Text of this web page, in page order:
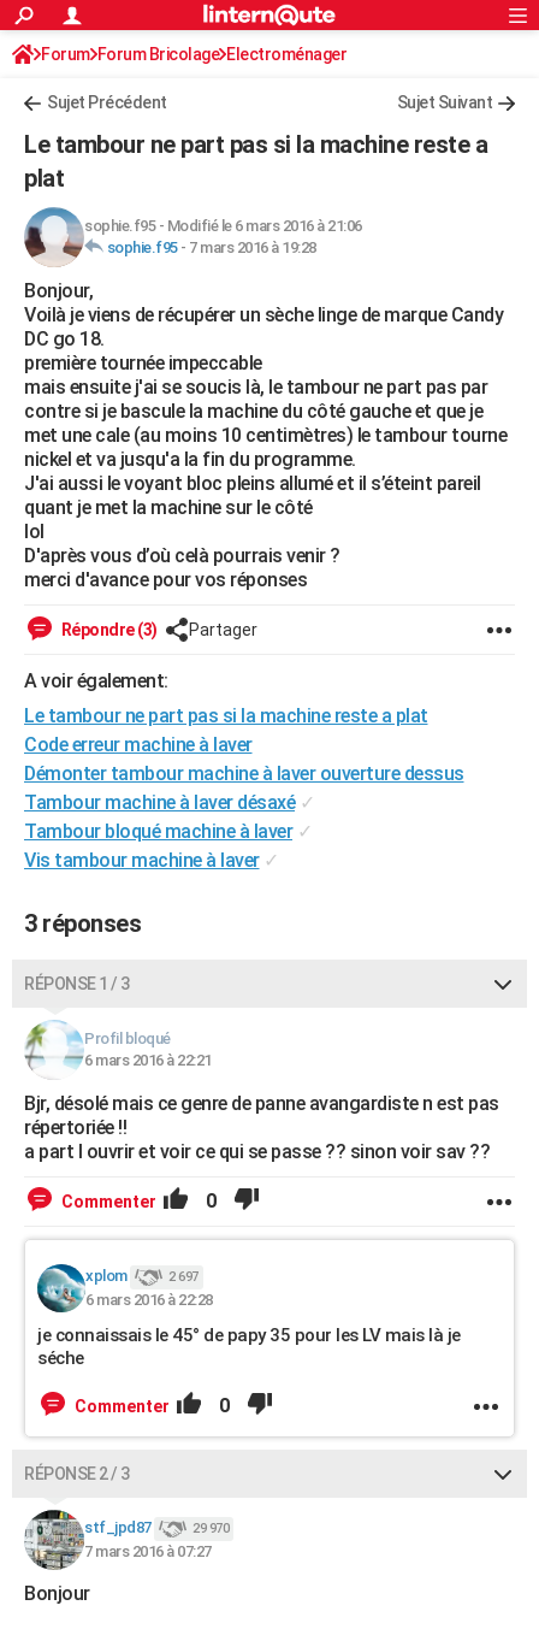
ACTUALITÉS
Politique
Société
Faits Divers
Education
Monde
Villes
+
Programme TV
Streaming
Cinéma
Sorties cinéma
Musique
FINANCE
Retraite
Impôts
Epargne
Immobilier
Risques naturels par ville
Banque
Assurance
Crédit
AUTO
Essais
Réserver un essai
Citadines
Berlines
SUV
Forum auto
HIGH-TECH
Mobiles
Meilleur smartphone
Internet
Ordinateurs
Jeux vidéo
Guide high-tech
+BRICOLAGE
Forum
Aménagement intérieur
Extérieur
Cuisine
Salle de bains
Jardinage
Rangement
WEEK-END
Guides de France
Escapades
Patrimoine
Expositions
Musées
Week-end nature
+LIFESTYLE
Art de vivre
Bien-être
Loisirs
Mode
Modes de vie
SANTE
Alimentation
Guide de la santé
Maladies
Médicaments
Sommeil
VOYAGE
Destinations
City break
Voyage nature
Voyage de noces
Forum
Climat
+PHOTO
GUIDES D'ACHAT
CARTE DE VOEUX
Carte de Noël
Carte Bonne année
Carte Saint-Valentin
Carte Pâques
Carte d'anniversaire
DICTIONNAIRE
Dictionnaire
Biographies
Citations
Expressions
Proverbes
PROGRAMME TV
COPAINS D'AVANT
AVIS DE DÉCÈS
S'inscrire
Connexion
Forum Forum Bricolage Electroménager
Sujet Précédent Sujet Suivant
Le tambour ne part pas si la machine reste a
plat
sophie.f95- Modifié le 6 mars 2016 à 21:06
sophie.f95- 7 mars 2016 à 19:28
Bonjour,
Voilà je viens de récupérer un sèche linge de marque Candy
DC go 18.
première tournée impeccable
mais ensuite j'ai se soucis là, le tambour ne part pas par
contre si je bascule la machine du côté gauche et que je
met une cale (au moins 10 centimètres) le tambour tourne
nickel et va jusqu'a la fin du programme.
J'ai aussi le voyant bloc pleins allumé et il s’éteint pareil
quant je met la machine sur le côté
lol
D'après vous d’où celà pourrais venir ?
merci d'avance pour vos réponses
Répondre (3) Partager
A voir également:
Le tambour ne part pas si la machine reste a plat
Code erreur machine à laver
Démonter tambour machine à laver ouverture dessus
Tambour machine à laver désaxé ✓
Tambour bloqué machine à laver ✓
Vis tambour machine à laver ✓
3 réponses
RÉPONSE 1 / 3
Profil bloqué
6 mars 2016 à 22:21
Bjr, désolé mais ce genre de panne avangardiste n est pas
répertoriée !!
a part l ouvrir et voir ce qui se passe ?? sinon voir sav ??
Commenter 0
xplom 2 697
6 mars 2016 à 22:28
je connaissais le 45° de papy 35 pour les LV mais là je
séche
Commenter 0
RÉPONSE 2 / 3
stf_jpd87 29 970
7 mars 2016 à 07:27
Bonjour